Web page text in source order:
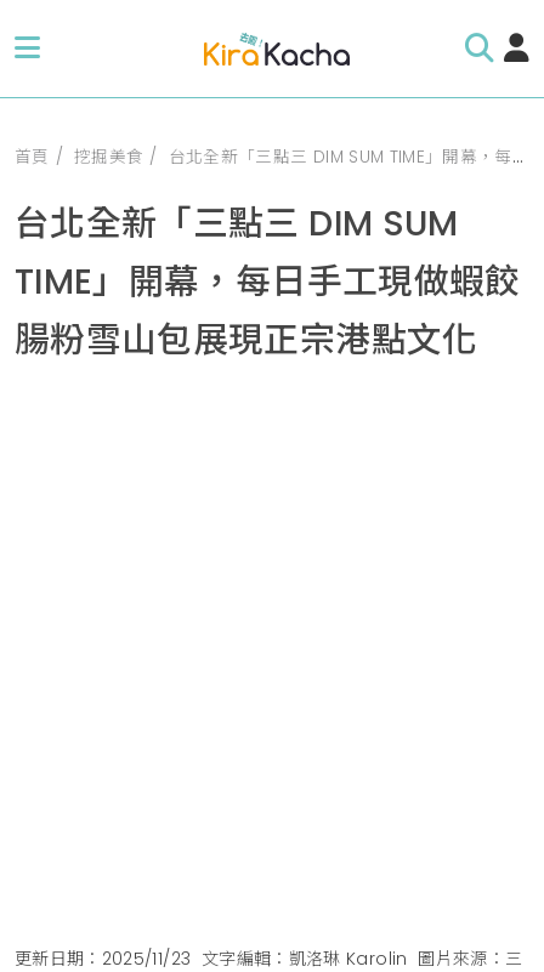
首頁 挖掘美食 台北全新「三點三 DIM SUM TIME」開幕，每日手工現做蝦餃腸粉雪山包展現正宗港點文化
台北全新「三點三 DIM SUM
TIME」開幕，每日手工現做蝦餃
腸粉雪山包展現正宗港點文化
更新日期：2025/11/23 文字編輯：凱洛琳 Karolin 圖片來源：三